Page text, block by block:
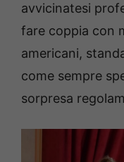
avvicinatesi
fare coppia con
americani,
come sempre
sorpresa